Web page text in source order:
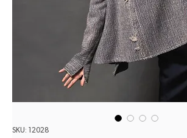
SKU: 12028